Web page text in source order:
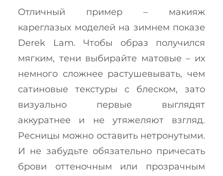
Отличный пример – макияж
кареглазых моделей на зимнем показе
Derek Lam. Чтобы образ получился
мягким, тени выбирайте матовые – их
немного сложнее растушевывать, чем
сатиновые текстуры с блеском, зато
визуально первые выглядят
аккуратнее и не утяжеляют взгляд.
Ресницы можно оставить нетронутыми.
И не забудьте обязательно причесать
брови оттеночным или прозрачным